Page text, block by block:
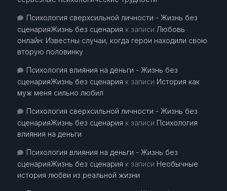
Психология сверхсильной личности - Жизнь без
сценарияЖизнь без сценария к записи Любовь
онлайн: Известны случаи, когда герои находили свою
вторую половинку
Психология влияния на деньги - Жизнь без
сценарияЖизнь без сценария к записи История как
муж меня сильно любил
Психология сверхсильной личности - Жизнь без
сценарияЖизнь без сценария к записи Психология
влияния на деньги
Психология влияния на деньги - Жизнь без
сценарияЖизнь без сценария к записи Необычные
история любви из реальной жизни